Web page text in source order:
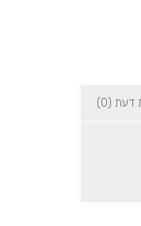
דעת (0)